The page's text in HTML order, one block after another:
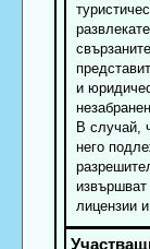
и
В случай,
него
лицензии